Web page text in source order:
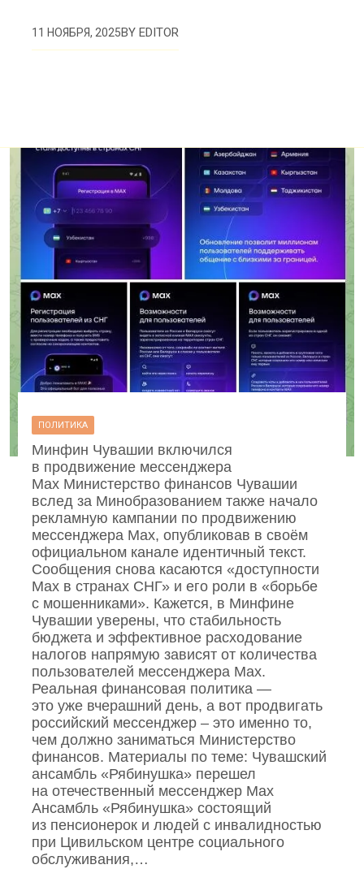
11 НОЯБРЯ, 2025BYEDITOR
ПОЛИТИКА
Минфин Чувашии включился
в продвижение мессенджера
Max Министерство финансов Чувашии
вслед за Минобразованием также начало
рекламную кампании по продвижению
мессенджера Max, опубликовав в своём
официальном канале идентичный текст.
Сообщения снова касаются «доступности
Max в странах СНГ» и его роли в «борьбе
с мошенниками». Кажется, в Минфине
Чувашии уверены, что стабильность
бюджета и эффективное расходование
налогов напрямую зависят от количества
пользователей мессенджера Max.
Реальная финансовая политика —
это уже вчерашний день, а вот продвигать
российский мессенджер – это именно то,
чем должно заниматься Министерство
финансов. Материалы по теме: Чувашский
ансамбль «Рябинушка» перешел
на отечественный мессенджер Max
Ансамбль «Рябинушка» состоящий
из пенсионерок и людей с инвалидностью
при Цивильском центре социального
обслуживания,…